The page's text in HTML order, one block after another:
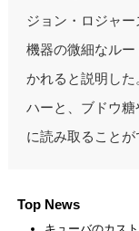
ジョン・ロジャ
機器の微細なル
かれると説明し
ハーと、ブドウ
に読み取ることが
Top News